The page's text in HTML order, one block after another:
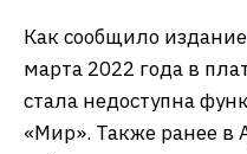
Как сообщило издание
марта 2022 года в
стала недоступна
«Мир». Также ранее в